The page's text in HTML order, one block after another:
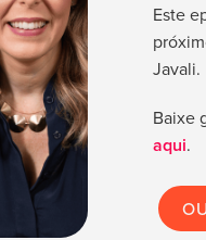
Este
Javali.
Baixe
aqui.